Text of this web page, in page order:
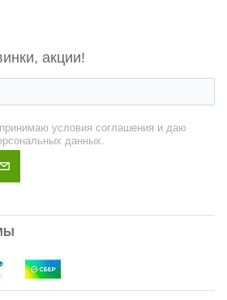
акции!
условия соглашения и даю
данных.